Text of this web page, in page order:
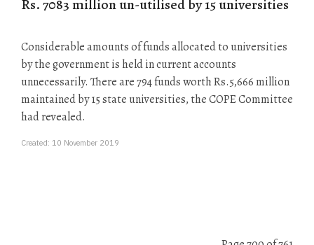
Rs. 7083 million un-utilised by 15 universities
Considerable amounts of funds allocated to universities
by the government is held in current accounts
unnecessarily. There are 794 funds worth Rs.5,666 million
maintained by 15 state universities, the COPE Committee
had revealed.
Created: 10 November 2019